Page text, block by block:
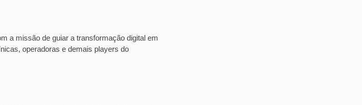
a missão de guiar a transformação digital em
operadoras e demais players do